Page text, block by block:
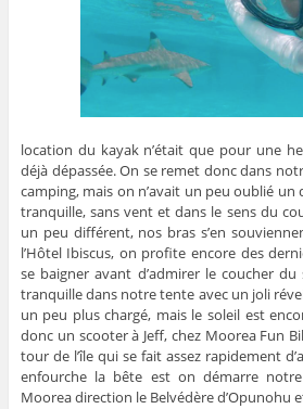
location du kayak n’était que pour une
déjà dépassée. On se remet donc dans
camping, mais on n’avait un peu oublié un
tranquille, sans vent et dans le sens du
un peu différent, nos bras s’en
l’Hôtel Ibiscus, on profite encore des
se baigner avant d’admirer le coucher
tranquille dans notre tente avec un joli
un peu plus chargé, mais le soleil est
donc un scooter à Jeff, chez Moorea Fun
tour de l’île qui se fait assez rapidement
enfourche la bête est on démarre
Moorea direction le Belvédère d’Opunohu